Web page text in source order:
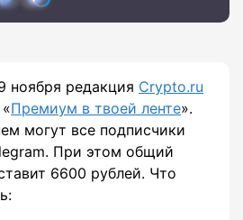
ноября редакция Crypto.ru
Премиум в твоей ленте».
могут все подписчики
При этом общий
6600 рублей. Что